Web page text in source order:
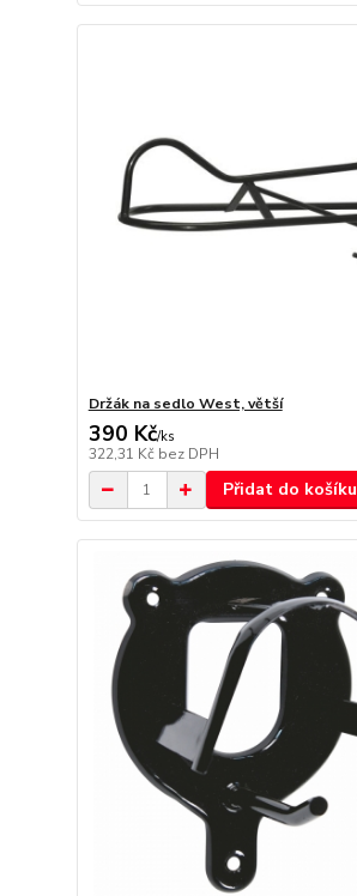
Držák na sedlo West, větší
390 Kč/ks
322,31 Kč bez DPH
Přidat do košíku